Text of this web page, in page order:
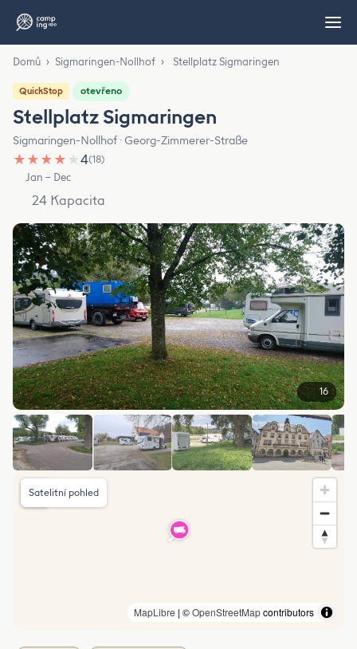
Domů › Sigmaringen-Nollhof › Stellplatz Sigmaringen
QuickStop otevřeno
Stellplatz Sigmaringen
Sigmaringen-Nollhof · Georg-Zimmerer-Straße
★ ★ ★ ★ ★4(18)
Jan – Dec
24 Kapacita
16
MapLibre | ©OpenStreetMapcontributors
Satelitní pohled